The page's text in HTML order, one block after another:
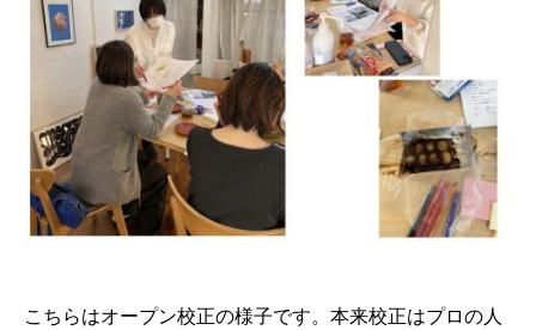
こちらはオープン校正の様子です。本来校正はプロの人